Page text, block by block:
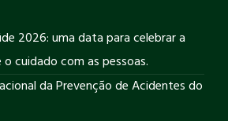
2026: uma data para celebrar a
cuidado com as pessoas.
da Prevenção de Acidentes do